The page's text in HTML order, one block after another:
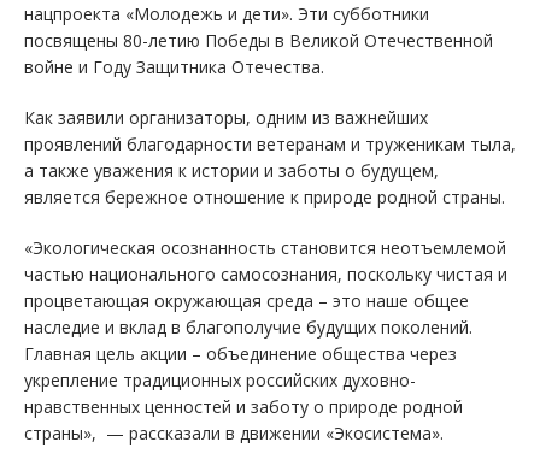
нацпроекта «Молодежь и дети». Эти субботники
посвящены 80-летию Победы в Великой Отечественной
войне и Году Защитника Отечества.
Как заявили организаторы, одним из важнейших
проявлений благодарности ветеранам и труженикам тыла,
а также уважения к истории и заботы о будущем,
является бережное отношение к природе родной страны.
«Экологическая осознанность становится неотъемлемой
частью национального самосознания, поскольку чистая и
процветающая окружающая среда – это наше общее
наследие и вклад в благополучие будущих поколений.
Главная цель акции – объединение общества через
укрепление традиционных российских духовно-
нравственных ценностей и заботу о природе родной
страны», — рассказали в движении «Экосистема».